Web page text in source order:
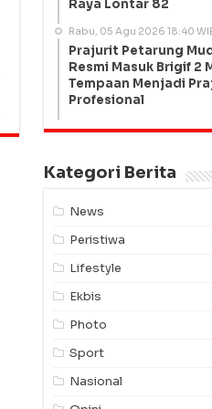
Raya Lontar 82
Rabu, 05 Agu 2026 18:40
Prajurit Petarung
Resmi Masuk Brigif 2
Tempaan Menjadi
Profesional
Kategori Berita
News
Peristiwa
Lifestyle
Ekbis
Photo
Sport
Nasional